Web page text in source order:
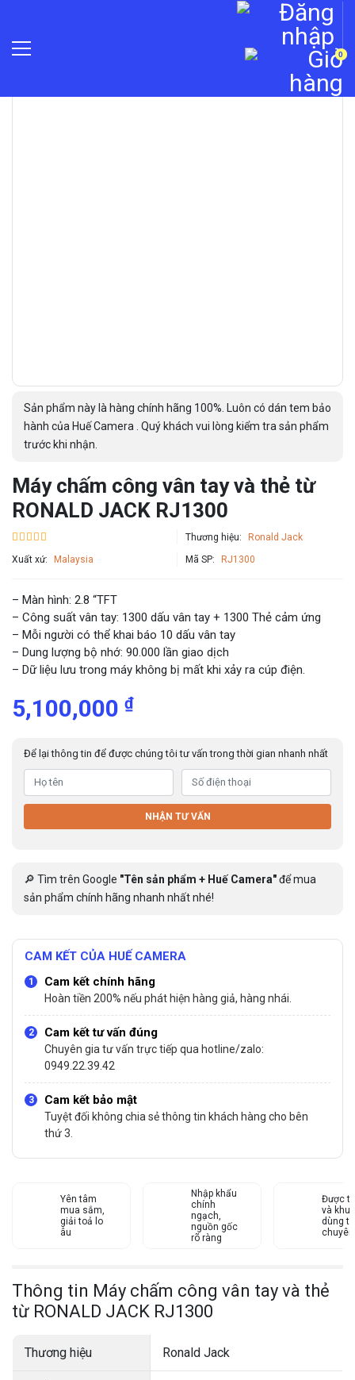
0
Sản phẩm này là hàng chính hãng 100%. Luôn có dán tem bảo
hành của Huế Camera . Quý khách vui lòng kiểm tra sản phẩm
trước khi nhận.
Máy chấm công vân tay và thẻ từ
RONALD JACK RJ1300
Thương hiệu: Ronald Jack
Xuất xứ: Malaysia Mã SP: RJ1300
– Màn hình: 2.8 “TFT
– Công suất vân tay: 1300 dấu vân tay + 1300 Thẻ cảm ứng
– Mỗi người có thể khai báo 10 dấu vân tay
– Dung lượng bộ nhớ: 90.000 lần giao dịch
– Dữ liệu lưu trong máy không bị mất khi xảy ra cúp điện.
5,100,000 ₫
Để lại thông tin để được chúng tôi tư vấn trong thời gian nhanh nhất
NHẬN TƯ VẤN
🔎 Tìm trên Google "Tên sản phẩm + Huế Camera"để mua
sản phẩm chính hãng nhanh nhất nhé!
CAM KẾT CỦA HUẾ CAMERA
Cam kết chính hãng
Hoàn tiền 200% nếu phát hiện hàng giả, hàng nhái.
Cam kết tư vấn đúng
Chuyên gia tư vấn trực tiếp qua hotline/zalo:
0949.22.39.42
Cam kết bảo mật
Tuyệt đối không chia sẻ thông tin khách hàng cho bên
thứ 3.
Yên tâm
mua sắm,
giải toả lo
âu
Nhập khẩu
chính
ngạch,
nguồn gốc
rõ ràng
Được
và
dùng từ
Thông tin Máy chấm công vân tay và thẻ
từ RONALD JACK RJ1300
Thương hiệu Ronald Jack